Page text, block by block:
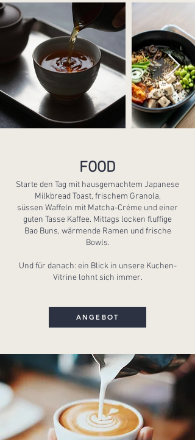
FOOD
Starte den Tag mit hausgemachtem Japanese
Milkbread Toast, frischem Granola,
süssen Waffeln mit Matcha-Créme und einer
guten Tasse Kaffee. Mittags locken fluffige
Bao Buns, wärmende Ramen und frische
Bowls.
Und für danach: ein Blick in unsere Kuchen-
Vitrine lohnt sich immer.
ANGEBOT